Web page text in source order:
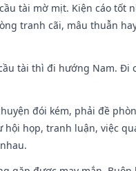
tài mờ mịt. Kiện cáo tốt
tranh cãi, mâu thuẫn
tài thì đi hướng Nam. Đi
đói kém, phải đề
họp, tranh luận, việc